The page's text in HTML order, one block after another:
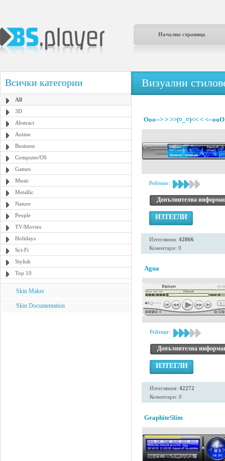
Начална страница
Всички категории
All
3D
Abstract
Anime
Business
Computer/OS
Games
Music
Metallic
Nature
People
TV/Movies
Holidays
Sci-Fi
Stylish
Top 10
Skin Maker
Skin Documentation
Визуални
Ooo--> > >>(¤_¤)<< < <--ooO
Рейтинг:
Допълнителна
ИЗТЕГЛИ
Изтегляния: 42866
Коментари: 0
Agua
Рейтинг:
Допълнителна
ИЗТЕГЛИ
Изтегляния: 42272
Коментари: 0
GraphiteSlim